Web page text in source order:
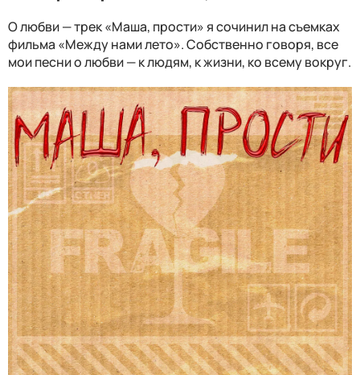
О любви — трек «Маша, прости» я сочинил на съемках
фильма «Между нами лето». Собственно говоря, все
мои песни о любви — к людям, к жизни, ко всему вокруг.